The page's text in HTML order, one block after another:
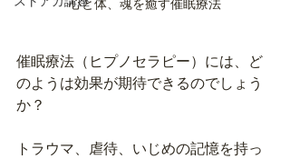
心と体、魂を癒す催眠療法
催眠療法（ヒプノセラピー）には、ど
のようは効果が期待できるのでしょう
か？
トラウマ、虐待、いじめの記憶を持っ